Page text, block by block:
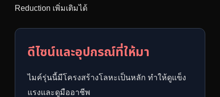
Reduction เพิ่มเติมได้
ดีไซน์และอุปกรณ์ที่ให้มา
ไมค์รุ่นนี้มีโครงสร้างโลหะเป็นหลัก ทำให้ดูแข็ง
แรงและดูมืออาชีพ